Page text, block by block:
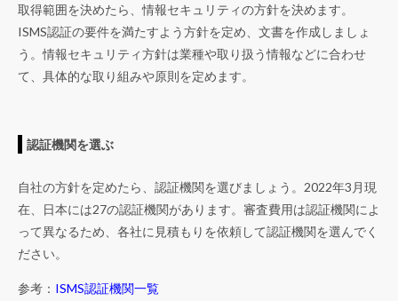
取得範囲を決めたら、情報セキュリティの方針を決めます。
ISMS認証の要件を満たすよう方針を定め、文書を作成しましょ
う。情報セキュリティ方針は業種や取り扱う情報などに合わせ
て、具体的な取り組みや原則を定めます。
認証機関を選ぶ
自社の方針を定めたら、認証機関を選びましょう。2022年3月現
在、日本には27の認証機関があります。審査費用は認証機関によ
って異なるため、各社に見積もりを依頼して認証機関を選んでく
ださい。
参考： ISMS認証機関一覧